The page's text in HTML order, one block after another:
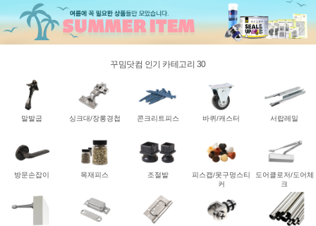
꾸밈닷컴 인기 카테고리 30
말발굽 싱크대/장롱경첩 콘크리트피스 바퀴/캐스터 서랍레일
방문손잡이 목재피스 조절발
피스캡/못구멍스티
커
도어클로저/도어체
크